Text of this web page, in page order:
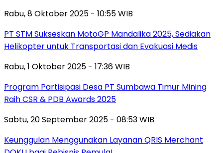
Rabu, 8 Oktober 2025 - 10:55 WIB
PT STM Sukseskan MotoGP Mandalika 2025, Sediakan
Helikopter untuk Transportasi dan Evakuasi Medis
Rabu, 1 Oktober 2025 - 17:36 WIB
Program Partisipasi Desa PT Sumbawa Timur Mining
Raih CSR & PDB Awards 2025
Sabtu, 20 September 2025 - 08:53 WIB
Keunggulan Menggunakan Layanan QRIS Merchant